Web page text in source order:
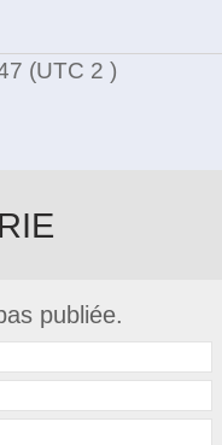
(UTC 2 )
publiée.